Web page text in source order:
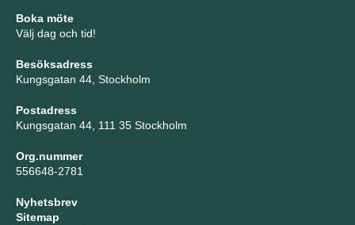
Boka möte
Välj dag och tid!
Besöksadress
Kungsgatan 44, Stockholm
Postadress
Kungsgatan 44, 111 35 Stockholm
Org.nummer
556648-2781
Nyhetsbrev
Sitemap